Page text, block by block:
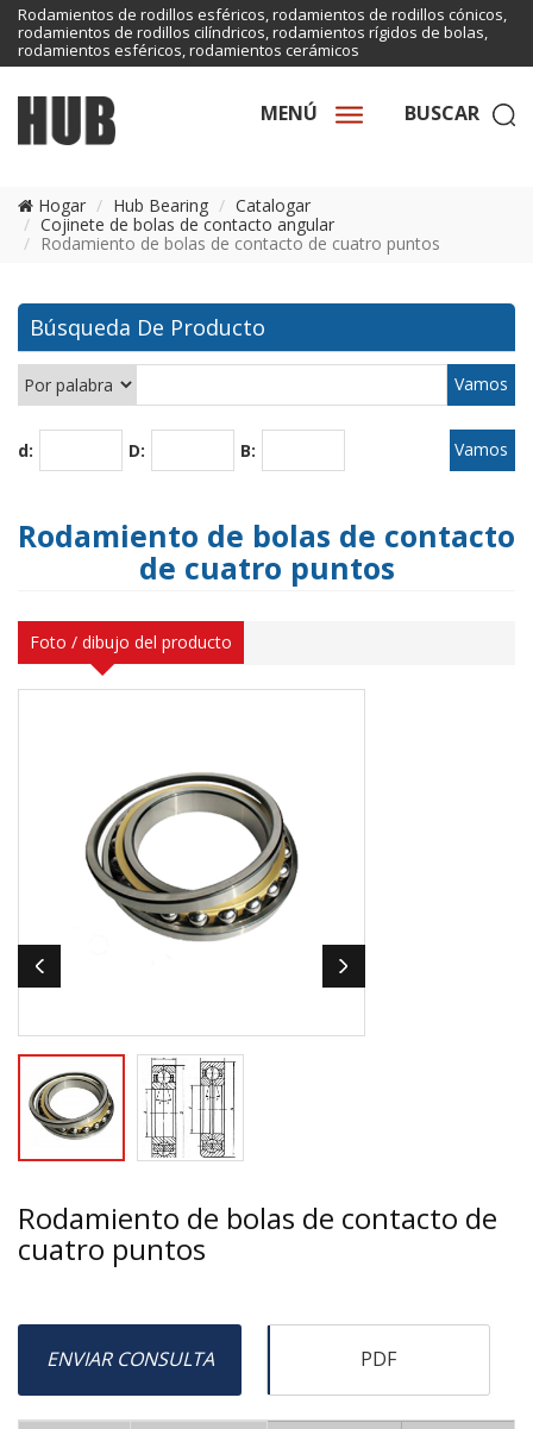
Rodamientos de rodillos esféricos, rodamientos de rodillos cónicos,
rodamientos de rodillos cilíndricos, rodamientos rígidos de bolas,
rodamientos esféricos, rodamientos cerámicos
MENÚ BUSCAR
Hogar Hub Bearing
Catalogar
Cojinete de bolas de contacto angular
Rodamiento de bolas de contacto de cuatro puntos
Búsqueda De Producto
d: D: B:
Rodamiento de bolas de contacto
de cuatro puntos
Foto / dibujo del producto
Rodamiento de bolas de contacto de
cuatro puntos
ENVIAR CONSULTA PDF